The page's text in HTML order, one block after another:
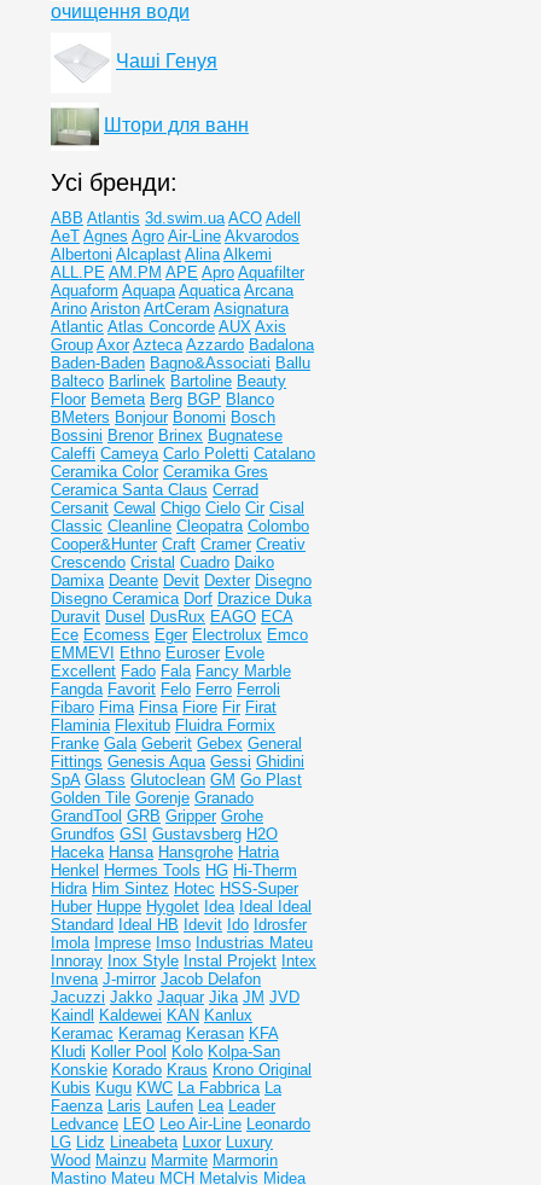
очищення води
Чаші Генуя
Штори для ванн
Усі бренди:
ABB Atlantis 3d.swim.ua ACO Adell
AeT Agnes Agro Air-Line Akvarodos
Albertoni Alcaplast Alina Alkemi
ALL.PE AM.PM APE Apro Aquafilter
Aquaform Aquapa Aquatica Arcana
Arino Ariston ArtCeram Asignatura
Atlantic Atlas Concorde AUX Axis
Group Axor Azteca Azzardo Badalona
Baden-Baden Bagno&Associati Ballu
Balteco Barlinek Bartoline Beauty
Floor Bemeta Berg BGP Blanco
BMeters Bonjour Bonomi Bosch
Bossini Brenor Brinex Bugnatese
Caleffi Cameya Carlo Poletti Catalano
Ceramika Color Ceramika Gres
Ceramiсa Santa Claus Cerrad
Cersanit Cewal Chigo Cielo Cir Cisal
Classic Cleanline Cleopatra Colombo
Cooper&Hunter Craft Cramer Creativ
Crescendo Cristal Cuadro Daiko
Damixa Deante Devit Dexter Disegno
Disegno Ceramica Dorf Drazice Duka
Duravit Dusel DusRux EAGO ECA
Ece Ecomess Eger Electrolux Emco
EMMEVI
Ethno Euroser Evole
Excellent Fado Fala Fancy Marble
Fangda Favorit Felo Ferro Ferroli
Fibaro Fima Finsa Fiore Fir Firat
Flaminia Flexitub Fluidra Formix
Franke Gala Geberit Gebex General
Fittings Genesis Aqua Gessi Ghidini
SpA Glass Glutoclean GM Go Plast
Golden Tile Gorenje Granado
GrandTool GRB Gripper Grohe
Grundfos GSI Gustavsberg H2O
Haceka Hansa Hansgrohe Hatria
Henkel Hermes Tools HG Hi-Therm
Hidra Him Sintez Hotec HSS-Super
Huber Huppe Hygolet Idea Ideal
Ideal
Standard Ideal НВ Idevit Ido Idrosfer
Imola Imprese Imso Industrias Mateu
Innoray Inox Style Instal Projekt Intex
Invena J-mirror Jacob Delafon
Jacuzzi Jakko Jaquar Jika JM JVD
Kaindl
Kaldewei KAN Kanlux
Keramac Keramag Kerasan KFA
Kludi Koller Pool Kolo Kolpa-San
Konskie Korado Kraus Krono Original
Kubis Kugu KWC La Fabbrica La
Faenza Laris Laufen Lea Leader
Ledvance LEO Leo Air-Line Leonardo
LG Lidz Lineabeta Luxor Luxury
Wood Mainzu Marmite Marmorin
Mastino Mateu MCH Metalvis Midea